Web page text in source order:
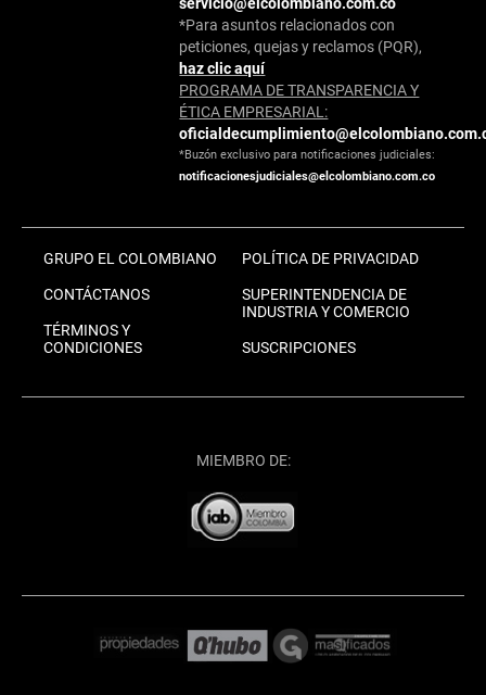
*Para asuntos relacionados con
peticiones, quejas y reclamos (PQR),
haz clic aquí
PROGRAMA DE TRANSPARENCIA Y
ÉTICA EMPRESARIAL:
*Buzón exclusivo para notificaciones judiciales:
notificacionesjudiciales@elcolombiano.com.co
GRUPO EL COLOMBIANO
CONTÁCTANOS
TÉRMINOS Y
CONDICIONES
POLÍTICA DE PRIVACIDAD
SUPERINTENDENCIA DE
INDUSTRIA Y COMERCIO
SUSCRIPCIONES
MIEMBRO DE: